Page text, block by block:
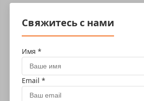
Свяжитесь с нами
Имя *
Email *